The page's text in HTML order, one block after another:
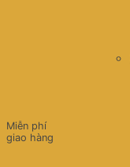
Miễn phí
giao hàng